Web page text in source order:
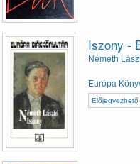
Iszony -
Németh
Európa
Előjegyezhető